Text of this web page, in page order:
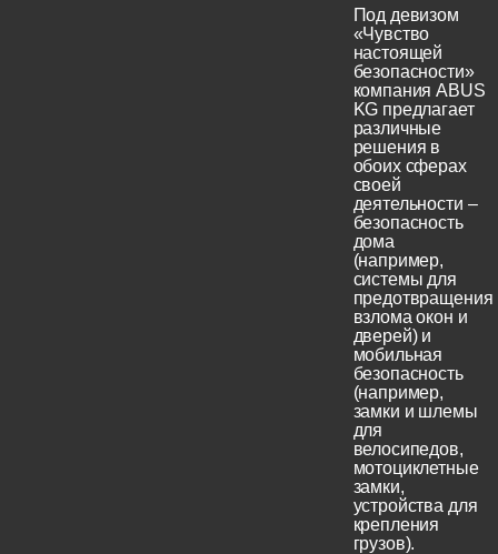
Под девизом
«Чувство
настоящей
безопасности»
компания ABUS
KG предлагает
различные
решения в
обоих сферах
своей
деятельности –
безопасность
дома
(например,
системы для
предотвращения
взлома окон и
дверей) и
мобильная
безопасность
(например,
замки и шлемы
для
велосипедов,
мотоциклетные
замки,
устройства для
крепления
грузов).